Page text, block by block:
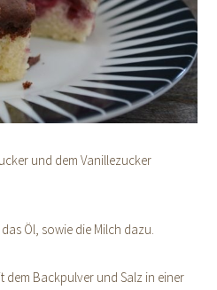
und dem Vanillezucker
Öl, sowie die Milch dazu.
dem Backpulver und Salz in einer